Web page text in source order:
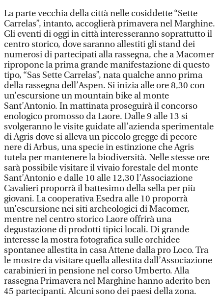
La parte vecchia della città nelle cosiddette “Sette
Carrelas”, intanto, accoglierà primavera nel Marghine.
Gli eventi di oggi in città interesseranno soprattutto il
centro storico, dove saranno allestiti gli stand dei
numerosi di partecipati alla rassegna, che a Macomer
ripropone la prima grande manifestazione di questo
tipo, “Sas Sette Carrelas”, nata qualche anno prima
della rassegna dell’Aspen. Si inizia alle ore 8,30 con
un’escursione un mountain bike al monte
Sant’Antonio. In mattinata proseguirà il concorso
enologico promosso da Laore. Dalle 9 alle 13 si
svolgeranno le visite guidate all’azienda sperimentale
di Agris dove si alleva un piccolo gregge di pecore
nere di Arbus, una specie in estinzione che Agris
tutela per mantenere la biodiversità. Nelle stesse ore
sarà possibile visitare il vivaio forestale del monte
Sant’Antonio e dalle 10 alle 12,30 l’Associazione
Cavalieri proporrà il battesimo della sella per più
giovani. La cooperativa Esedra alle 10 proporrà
un’escursione nei siti archeologici di Macomer,
mentre nel centro storico Laore offrirà una
degustazione di prodotti tipici locali. Di grande
interesse la mostra fotografica sulle orchidee
spontanee allestita in casa Attene dalla pro Loco. Tra
le mostre da visitare quella allestita dall’Associazione
carabinieri in pensione nel corso Umberto. Alla
rassegna Primavera nel Marghine hanno aderito ben
45 partecipanti. Alcuni sono dei paesi della zona.